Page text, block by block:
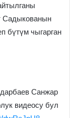
Садыкованын
бүтүм чыгарган
Санжар
видеосу бул